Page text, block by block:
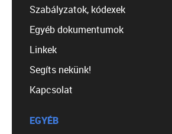
Szabályzatok, kódexek
Egyéb dokumentumok
Linkek
Segíts nekünk!
Kapcsolat
EGYÉB